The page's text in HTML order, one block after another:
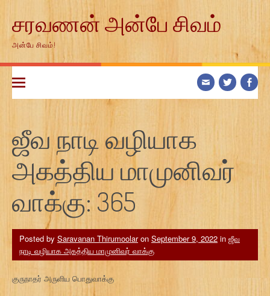
contentசரவணன் அன்பே சிவம்
அன்பே சிவம்!
ஜீவ நாடி வழியாக
அகத்திய மாமுனிவர்
வாக்கு: 365
Posted by Saravanan Thirumoolaron September 9, 2022 in ஜீவ
நாடி வழியாக அகத்திய மாமுனிவர் வாக்கு
குருநாதர் அருளிய பொதுவாக்கு